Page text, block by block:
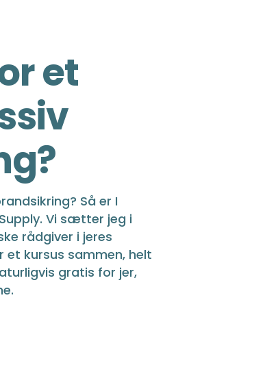
et
Så er I
Vi sætter jeg i
rådgiver i jeres
et kursus sammen, helt
gratis for jer,